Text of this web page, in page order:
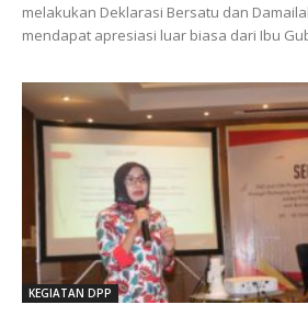
melakukan Deklarasi Bersatu dan
mendapat apresiasi luar biasa dari Ibu
KEGIATAN DPP